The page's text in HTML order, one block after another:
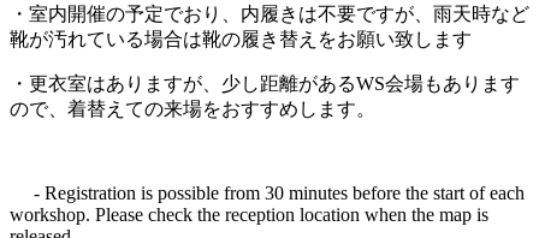
・室内開催の予定でおり、内履きは不要ですが、雨天時など
靴が汚れている場合は靴の履き替えをお願い致します
・更衣室はありますが、少し距離があるWS会場もあります
ので、着替えての来場をおすすめします。
- Registration is possible from 30 minutes before the start of each
workshop. Please check the reception location when the map is